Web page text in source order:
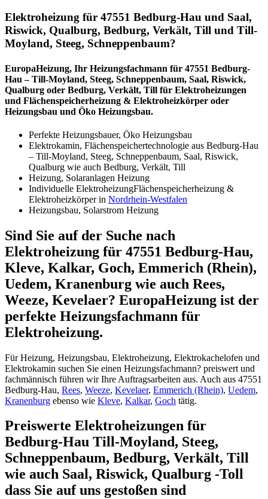
Elektroheizung für 47551 Bedburg-Hau und Saal,
Riswick, Qualburg, Bedburg, Verkält, Till und Till-
Moyland, Steeg, Schneppenbaum?
EuropaHeizung, Ihr Heizungsfachmann für 47551 Bedburg-
Hau – Till-Moyland, Steeg, Schneppenbaum, Saal, Riswick,
Qualburg oder Bedburg, Verkält, Till für Elektroheizungen
und Flächenspeicherheizung & Elektroheizkörper oder
Heizungsbau und Öko Heizungsbau.
Perfekte Heizungsbauer, Öko Heizungsbau
Elektrokamin, Flächenspeichertechnologie aus Bedburg-Hau
– Till-Moyland, Steeg, Schneppenbaum, Saal, Riswick,
Qualburg wie auch Bedburg, Verkält, Till
Heizung, Solaranlagen Heizung
Individuelle ElektroheizungFlächenspeicherheizung &
Elektroheizkörper in Nordrhein-Westfalen
Heizungsbau, Solarstrom Heizung
Sind Sie auf der Suche nach
Elektroheizung für 47551 Bedburg-Hau,
Kleve, Kalkar, Goch, Emmerich (Rhein),
Uedem, Kranenburg wie auch Rees,
Weeze, Kevelaer? EuropaHeizung ist der
perfekte Heizungsfachmann für
Elektroheizung.
Für Heizung, Heizungsbau, Elektroheizung, Elektrokachelofen und
Elektrokamin suchen Sie einen Heizungsfachmann? preiswert und
fachmännisch führen wir Ihre Auftragsarbeiten aus. Auch aus 47551
Bedburg-Hau, Rees, Weeze, Kevelaer, Emmerich (Rhein), Uedem,
Kranenburg ebenso wie Kleve, Kalkar, Goch tätig.
Preiswerte Elektroheizungen für
Bedburg-Hau Till-Moyland, Steeg,
Schneppenbaum, Bedburg, Verkält, Till
wie auch Saal, Riswick, Qualburg -Toll
dass Sie auf uns gestoßen sind